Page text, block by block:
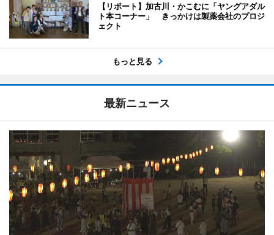
【リポート】加古川・かこむに「ヤングアダル
ト本コーナー」 きっかけは製薬会社のプロジ
ェクト
もっと見る
最新ニュース